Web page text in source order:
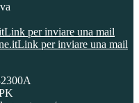
Link per inviare una mail
Link per inviare una mail